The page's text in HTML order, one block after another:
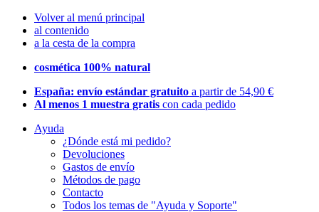
Volver al menú principal
al contenido
a la cesta de la compra
cosmética 100% natural
España: envío estándar gratuito a partir de 54,90 €
Al menos 1 muestra gratis con cada pedido
Ayuda
¿Dónde está mi pedido?
Devoluciones
Gastos de envío
Métodos de pago
Contacto
Todos los temas de "Ayuda y Soporte"